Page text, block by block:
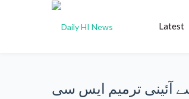
Latest
آئینی ترمیم ایس سی